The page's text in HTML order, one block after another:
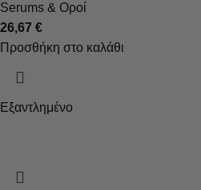
Serums & Οροί
26,67 €
Προσθήκη στο καλάθι
Εξαντλημένο